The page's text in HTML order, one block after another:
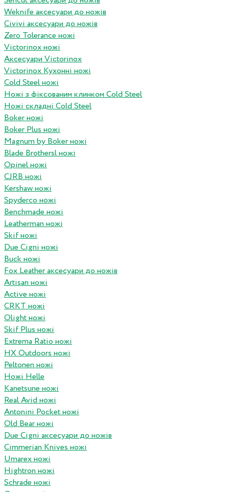
Weknife аксесуари до ножів
Civivi аксесуари до ножів
Zero Tolerance ножі
Victorinox ножі
Аксесуари Victorinox
Victorinox Кухонні ножі
Cold Steel ножі
Ножі з фіксованим клинком Cold Steel
Ножі складні Cold Steel
Boker ножі
Boker Plus ножі
Magnum by Boker ножі
Blade Brothersl ножі
Opinel ножі
CJRB ножі
Kershaw ножі
Spyderco ножі
Benchmade ножі
Leatherman ножі
Skif ножі
Due Cigni ножі
Buck ножі
Fox Leather аксесуари до ножів
Artisan ножі
Active ножі
CRKT ножі
Olight ножі
Skif Plus ножі
Extrema Ratio ножі
HX Outdoors ножі
Peltonen ножі
Ножі Helle
Kanetsune ножі
Real Avid ножі
Antonini Pocket ножі
Old Bear ножі
Due Cigni аксесуари до ножів
Cimmerian Knives ножі
Umarex ножі
Hightron ножі
Schrade ножі